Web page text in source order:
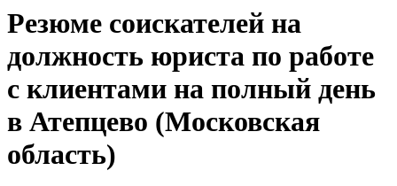
Резюме соискателей на
должность юриста по работе
с клиентами на полный день
в Атепцево (Московская
область)